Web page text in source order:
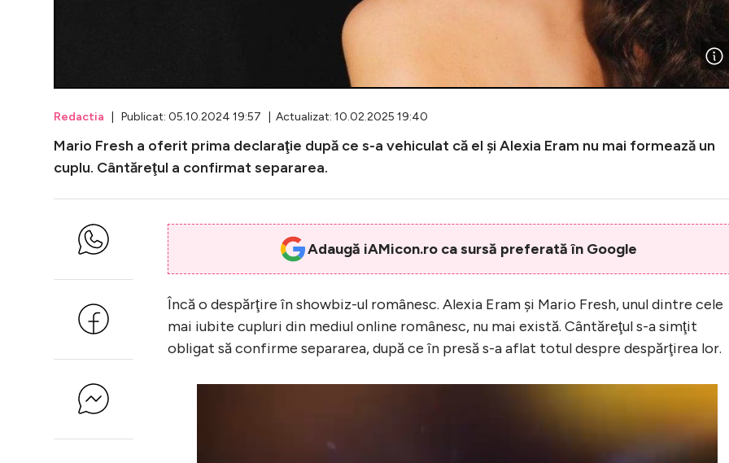
Redactia | Publicat: 05.10.2024 19:57 | Actualizat: 10.02.2025 19:40
Mario Fresh a oferit prima declaraţie după ce s-a vehiculat că el şi Alexia Eram nu mai formează un
cuplu. Cântăreţul a confirmat separarea.
Adaugă iAMicon.ro ca sursă preferată în Google
Încă o despărţire în showbiz-ul românesc. Alexia Eram şi Mario Fresh, unul dintre cele
mai iubite cupluri din mediul online românesc, nu mai există. Cântăreţul s-a simţit
obligat să confirme separarea, după ce în presă s-a aflat totul despre despărţirea lor.